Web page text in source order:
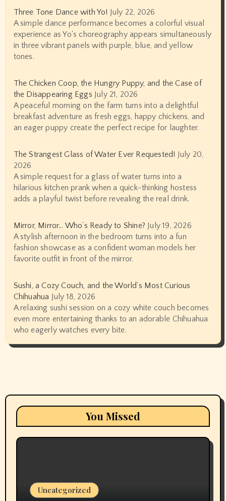
Three Tone Dance with Yo! July 22, 2026
A simple dance performance becomes a colorful visual
experience as Yo's choreography appears simultaneously
in three vibrant panels with purple, blue, and yellow
tones.
The Chicken Coop, the Hungry Puppy, and the Case of
the Disappearing Eggs July 21, 2026
A peaceful morning on the farm turns into a delightful
breakfast adventure as fresh eggs, happy chickens, and
an eager puppy create the perfect recipe for laughter.
The Strangest Glass of Water Ever Requested! July 20,
2026
A simple request for a glass of water turns into a
hilarious kitchen prank when a quick-thinking hostess
adds a playful twist before revealing the real drink.
Mirror, Mirror… Who’s Ready to Shine? July 19, 2026
A stylish afternoon in the bedroom turns into a fun
fashion showcase as a confident woman models her
favorite outfit in front of the mirror.
Sushi, a Cozy Couch, and the World’s Most Curious
Chihuahua July 18, 2026
A relaxing sushi session on a cozy white couch becomes
even more entertaining thanks to an adorable Chihuahua
who eagerly watches every bite.
You Missed
Uncategorized